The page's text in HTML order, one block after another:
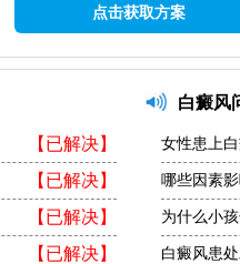
点击获取方案
【已解决】
【已解决】
【已解决】
【已解决】
白癜风
女性患上
哪些因素
为什么小
白癜风患